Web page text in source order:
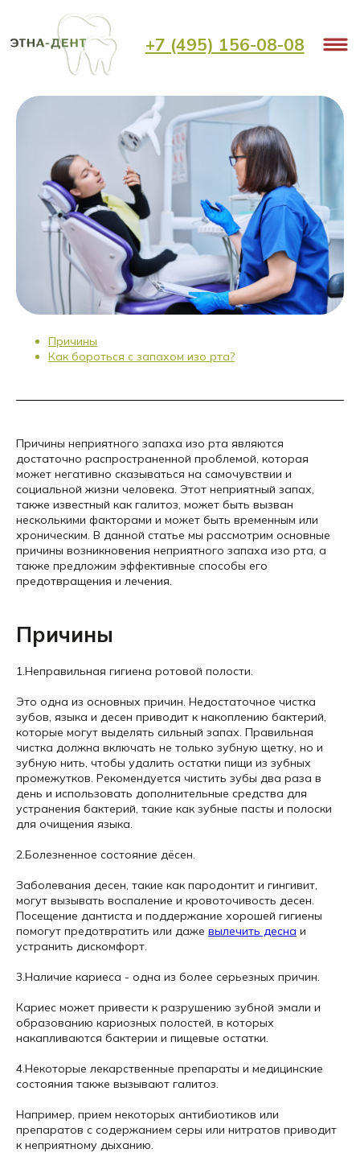
+7 (495) 156-08-08
Неприятный запах изо рта
< Назад
Причины
Как бороться с запахом изо рта?
Причины неприятного запаха изо рта являются
достаточно распространенной проблемой, которая
может негативно сказываться на самочувствии и
социальной жизни человека. Этот неприятный запах,
также известный как галитоз, может быть вызван
несколькими факторами и может быть временным или
хроническим. В данной статье мы рассмотрим основные
причины возникновения неприятного запаха изо рта, а
также предложим эффективные способы его
предотвращения и лечения.
Причины
1.Неправильная гигиена ротовой полости.
Это одна из основных причин. Недостаточное чистка
зубов, языка и десен приводит к накоплению бактерий,
которые могут выделять сильный запах. Правильная
чистка должна включать не только зубную щетку, но и
зубную нить, чтобы удалить остатки пищи из зубных
промежутков. Рекомендуется чистить зубы два раза в
день и использовать дополнительные средства для
устранения бактерий, такие как зубные пасты и полоски
для очищения языка.
2.Болезненное состояние дёсен.
Заболевания десен, такие как пародонтит и гингивит,
могут вызывать воспаление и кровоточивость десен.
Посещение дантиста и поддержание хорошей гигиены
помогут предотвратить или даже вылечить десна и
устранить дискомфорт.
3.Наличие кариеса - одна из более серьезных причин.
Кариес может привести к разрушению зубной эмали и
образованию кариозных полостей, в которых
накапливаются бактерии и пищевые остатки.
4.Некоторые лекарственные препараты и медицинские
состояния также вызывают галитоз.
Например, прием некоторых антибиотиков или
препаратов с содержанием серы или нитратов приводит
к неприятному дыханию.